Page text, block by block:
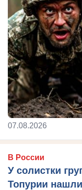
07.08.2026
В России
У солистки
Топурии